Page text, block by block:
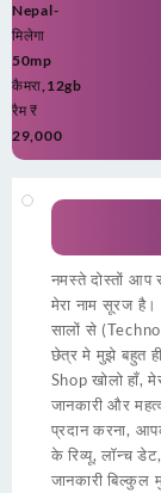
Nepal-
मिलेगा
50mp
कैमरा,12gb
रैम ₹
29,000
नमस्ते दोस्तों आप
मेरा नाम सूरज
सालों से
छेत्र मे मुझे बहुत
Shop खोलो हाँ,
जानकारी और
प्रदान करना,
के रिव्यू, लॉन्च
जानकारी बिल्कुल